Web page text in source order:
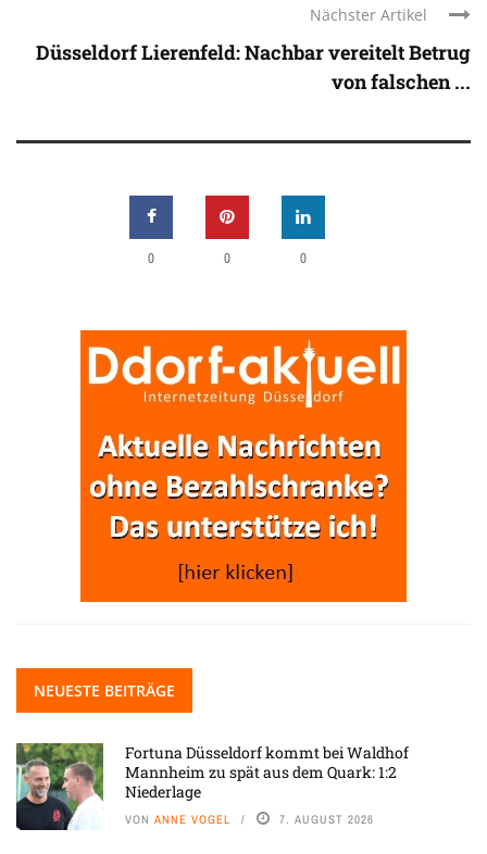
Nächster Artikel
Düsseldorf Lierenfeld: Nachbar vereitelt Betrug
von falschen ...
0 0 0
NEUESTE BEITRÄGE
Fortuna Düsseldorf kommt bei Waldhof
Mannheim zu spät aus dem Quark: 1:2
Niederlage
VON ANNE VOGEL 7. AUGUST 2026